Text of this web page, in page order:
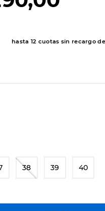
hasta 12 cuotas sin recargo
38 39 40